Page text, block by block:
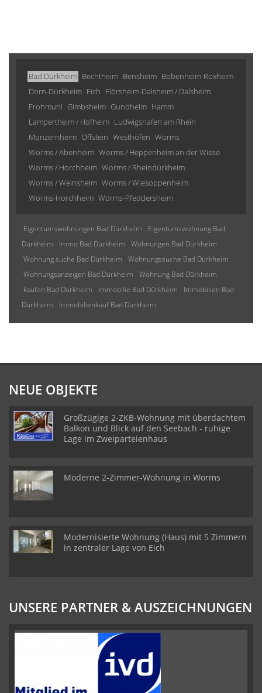
Bad Dürkheim Bechtheim Bensheim Bobenheim-Roxheim
Dorn-Dürkheim Eich Flörsheim-Dalsheim / Dalsheim
Frohmuhl Gimbsheim Gundheim Hamm
Lampertheim / Hofheim Ludwigshafen am Rhein
Monzernheim Offstein Westhofen Worms
Worms / Abenheim Worms / Heppenheim an der Wiese
Worms / Horchheim Worms / Rheindürkheim
Worms / Weinsheim Worms / Wiesoppenheim
Worms-Horchheim Worms-Pfeddersheim
Eigentumswohnungen Bad Dürkheim
Eigentumswohnung Bad
Dürkheim
Immo Bad Dürkheim
Wohnungen Bad Dürkheim
Wohnung suche Bad Dürkheim
Wohnungssuche Bad Dürkheim
Wohnungsanzeigen Bad Dürkheim
Wohnung Bad Dürkheim
kaufen Bad Dürkheim
Immobilie Bad Dürkheim
Immobilien Bad
Dürkheim
Immobilienkauf Bad Dürkheim
NEUE OBJEKTE
Großzügige 2-ZKB-Wohnung mit überdachtem
Balkon und Blick auf den Seebach - ruhige
Lage im Zweiparteienhaus
Moderne 2-Zimmer-Wohnung in Worms
Modernisierte Wohnung (Haus) mit 5 Zimmern
in zentraler Lage von Eich
UNSERE PARTNER & AUSZEICHNUNGEN